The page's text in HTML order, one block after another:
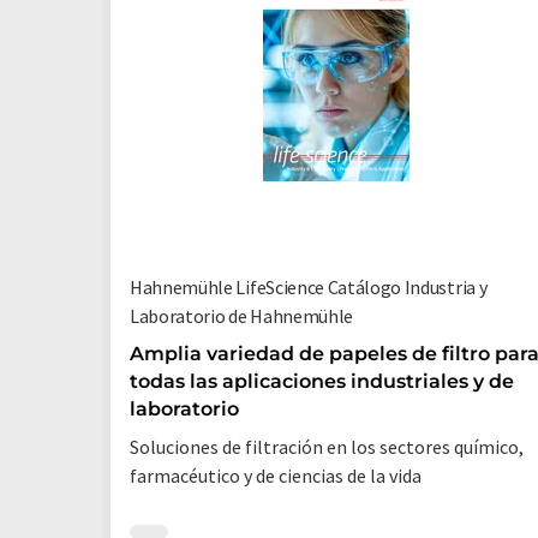
Hahnemühle LifeScience Catálogo Industria y
Laboratorio de Hahnemühle
Amplia variedad de papeles de filtro para
todas las aplicaciones industriales y de
laboratorio
Soluciones de filtración en los sectores químico,
farmacéutico y de ciencias de la vida